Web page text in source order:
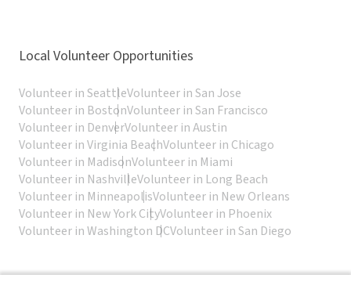
Local Volunteer Opportunities
Volunteer in SeattleVolunteer in San Jose
Volunteer in BostonVolunteer in San Francisco
Volunteer in DenverVolunteer in Austin
Volunteer in Virginia BeachVolunteer in Chicago
Volunteer in MadisonVolunteer in Miami
Volunteer in NashvilleVolunteer in Long Beach
Volunteer in MinneapolisVolunteer in New Orleans
Volunteer in New York CityVolunteer in Phoenix
Volunteer in Washington DCVolunteer in San Diego